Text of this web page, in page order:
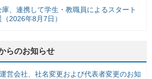
、連携して学生・教職員によるスタート
2026年8月7日）
らのお知らせ
営会社、社名変更および代表者変更のお知